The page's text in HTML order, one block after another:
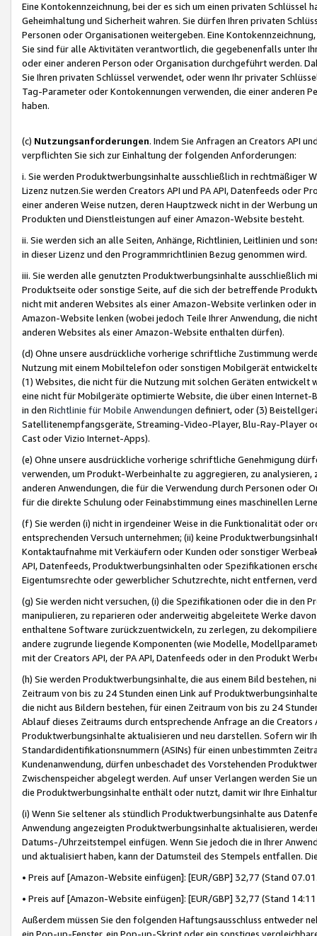
Eine Kontokennzeichnung, bei der es sich um einen privaten
Geheimhaltung und Sicherheit wahren. Sie dürfen Ihren privaten
Personen oder Organisationen weitergeben. Eine
Sie sind für alle Aktivitäten verantwortlich, die gegebenenfalls unter
oder einer anderen Person oder Organisation durchgeführt werden.
Sie Ihren privaten Schlüssel verwendet, oder wenn Ihr privater
Tag-Parameter oder Kontokennungen verwenden, die einer anderen
haben.
(c) Nutzungsanforderungen. Indem Sie Anfragen an Creators API
verpflichten Sie sich zur Einhaltung der folgenden Anforderungen:
i. Sie werden Produktwerbungsinhalte ausschließlich in rechtmäßiger
Lizenz nutzen.Sie werden Creators API und PA API, Datenfeeds oder
einer anderen Weise nutzen, deren Hauptzweck nicht in der Werbung
Produkten und Dienstleistungen auf einer Amazon-Website besteht.
ii. Sie werden sich an alle Seiten, Anhänge, Richtlinien, Leitlinien und
in dieser Lizenz und den Programmrichtlinien Bezug genommen wird.
iii. Sie werden alle genutzten Produktwerbungsinhalte ausschließlich
Produktseite oder sonstige Seite, auf die sich der betreffende
nicht mit anderen Websites als einer Amazon-Website verlinken oder
Amazon-Website lenken (wobei jedoch Teile Ihrer Anwendung, die
anderen Websites als einer Amazon-Website enthalten dürfen).
(d) Ohne unsere ausdrückliche vorherige schriftliche Zustimmung
Nutzung mit einem Mobiltelefon oder sonstigen Mobilgerät
(1) Websites, die nicht für die Nutzung mit solchen Geräten
eine nicht für Mobilgeräte optimierte Website, die über einen
in den Richtlinie für Mobile Anwendungen definiert, oder (3)
Satellitenempfangsgeräte, Streaming-Video-Player, Blu-Ray-Player
Cast oder Vizio Internet-Apps).
(e) Ohne unsere ausdrückliche vorherige schriftliche Genehmigung
verwenden, um Produkt-Werbeinhalte zu aggregieren, zu
anderen Anwendungen, die für die Verwendung durch Personen
für die direkte Schulung oder Feinabstimmung eines maschinellen
(f) Sie werden (i) nicht in irgendeiner Weise in die Funktionalität oder
entsprechenden Versuch unternehmen; (ii) keine
Kontaktaufnahme mit Verkäufern oder Kunden oder sonstiger
API, Datenfeeds, Produktwerbungsinhalten oder Spezifikationen
Eigentumsrechte oder gewerblicher Schutzrechte, nicht entfernen,
(g) Sie werden nicht versuchen, (i) die Spezifikationen oder die in
manipulieren, zu reparieren oder anderweitig abgeleitete Werke
enthaltene Software zurückzuentwickeln, zu zerlegen, zu
andere zugrunde liegende Komponenten (wie Modelle,
mit der Creators API, der PA API, Datenfeeds oder in den Produkt
(h) Sie werden Produktwerbungsinhalte, die aus einem Bild bestehen,
Zeitraum von bis zu 24 Stunden einen Link auf
die nicht aus Bildern bestehen, für einen Zeitraum von bis zu 24
Ablauf dieses Zeitraums durch entsprechende Anfrage an die
Produktwerbungsinhalte aktualisieren und neu darstellen. Sofern wir
Standardidentifikationsnummern (ASINs) für einen unbestimmten
Kundenanwendung, dürfen unbeschadet des Vorstehenden
Zwischenspeicher abgelegt werden. Auf unser Verlangen werden Sie
die Produktwerbungsinhalte enthält oder nutzt, damit wir Ihre
(i) Wenn Sie seltener als stündlich Produktwerbungsinhalte aus
Anwendung angezeigten Produktwerbungsinhalte aktualisieren,
Datums-/Uhrzeitstempel einfügen. Wenn Sie jedoch die in Ihrer
und aktualisiert haben, kann der Datumsteil des Stempels entfallen.
• Preis auf [Amazon-Website einfügen]: [EUR/GBP] 32,77 (Stand
• Preis auf [Amazon-Website einfügen]: [EUR/GBP] 32,77 (Stand
Außerdem müssen Sie den folgenden Haftungsausschluss entweder
ein Pop-up-Fenster, ein Pop-up-Skript oder ein sonstiges